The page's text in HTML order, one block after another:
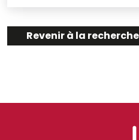
Revenir à la recherche